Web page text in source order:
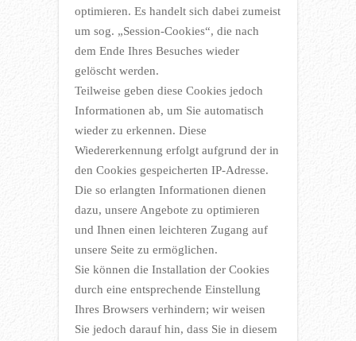
optimieren. Es handelt sich dabei zumeist
um sog. „Session-Cookies“, die nach
dem Ende Ihres Besuches wieder
gelöscht werden.
Teilweise geben diese Cookies jedoch
Informationen ab, um Sie automatisch
wieder zu erkennen. Diese
Wiedererkennung erfolgt aufgrund der in
den Cookies gespeicherten IP-Adresse.
Die so erlangten Informationen dienen
dazu, unsere Angebote zu optimieren
und Ihnen einen leichteren Zugang auf
unsere Seite zu ermöglichen.
Sie können die Installation der Cookies
durch eine entsprechende Einstellung
Ihres Browsers verhindern; wir weisen
Sie jedoch darauf hin, dass Sie in diesem